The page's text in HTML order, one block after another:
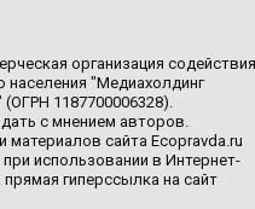
организация содействия
"Медиахолдинг
1187700006328).
с мнением авторов.
материалов сайта Ecopravda.ru
использовании в Интернет-
прямая гиперссылка на сайт